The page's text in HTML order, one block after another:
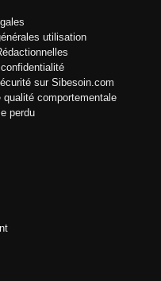
utilisation
sur Sibesoin.com
qualité comportementale
perdu